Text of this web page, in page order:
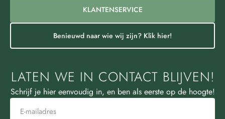
KLANTENSERVICE
Benieuwd naar wie wij zijn? Klik hier!
LATEN WE IN CONTACT BLIJVEN!
Schrijf je hier eenvoudig in, en ben als eerste op de hoogte!